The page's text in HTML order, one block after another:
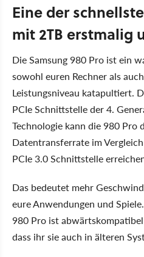
Eine der
mit 2TB erstmalig
Die Samsung 980 Pro ist ein
sowohl euren Rechner als
Leistungsniveau katapultiert.
PCIe Schnittstelle der 4.
Technologie kann die 980 Pro
Datentransferrate im
PCIe 3.0 Schnittstelle
Das bedeutet mehr
eure Anwendungen und
980 Pro ist
dass ihr sie auch in älteren